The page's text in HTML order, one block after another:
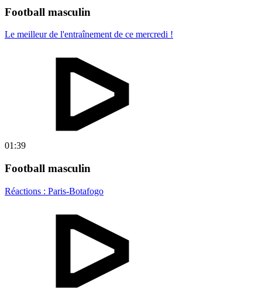
Football masculin
Le meilleur de l'entraînement de ce mercredi !
01:39
Football masculin
Réactions : Paris-Botafogo